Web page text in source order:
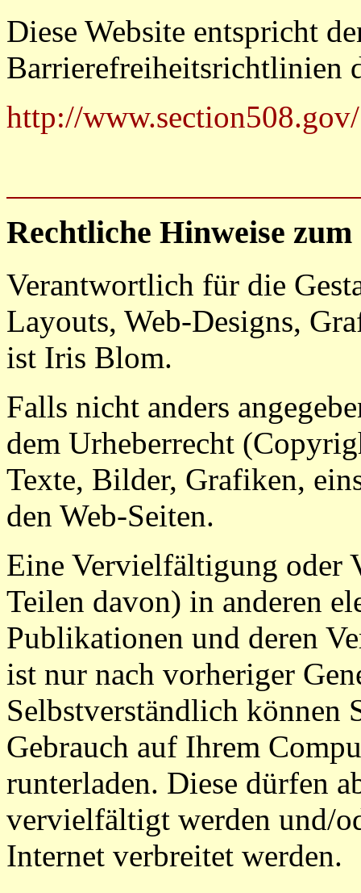
Diese Website entspricht
Barrierefreiheitsrichtlinien
http://www.section508.gov/
Rechtliche Hinweise
Verantwortlich für die
Layouts, Web-Designs,
ist Iris Blom.
Falls nicht anders
dem Urheberrecht
Texte, Bilder, Grafiken,
den Web-Seiten.
Eine Vervielfältigung oder
Teilen davon) in anderen
Publikationen und deren
ist nur nach vorheriger
Selbstverständlich können
Gebrauch auf Ihrem
runterladen. Diese dürfen
vervielfältigt werden und/
Internet verbreitet werden.